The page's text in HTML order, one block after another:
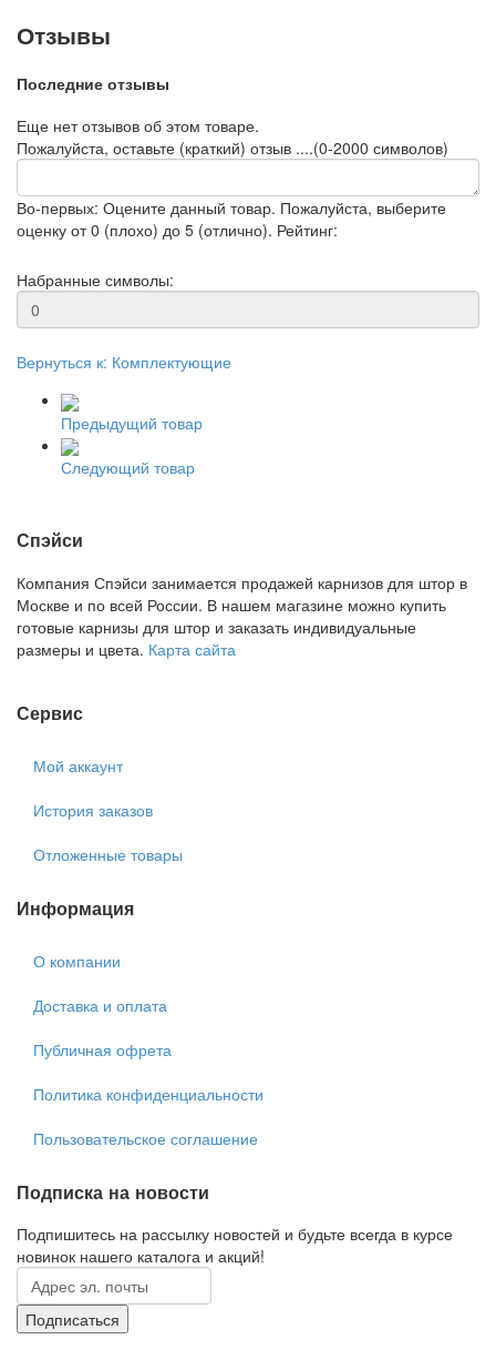
Отзывы
Последние отзывы
Еще нет отзывов об этом товаре.
Пожалуйста, оставьте (краткий) отзыв ....(0-2000 символов)
Во-первых: Оцените данный товар. Пожалуйста, выберите
оценку от 0 (плохо) до 5 (отлично). Рейтинг:
Набранные символы:
Вернуться к: Комплектующие
Предыдущий товар
Следующий товар
Спэйси
Компания Спэйси занимается продажей карнизов для штор в
Москве и по всей России. В нашем магазине можно купить
готовые карнизы для штор и заказать индивидуальные
размеры и цвета. Карта сайта
Сервис
Мой аккаунт
История заказов
Отложенные товары
Информация
О компании
Доставка и оплата
Публичная офрета
Политика конфиденциальности
Пользовательское соглашение
Подписка на новости
Подпишитесь на рассылку новостей и будьте всегда в курсе
новинок нашего каталога и акций!